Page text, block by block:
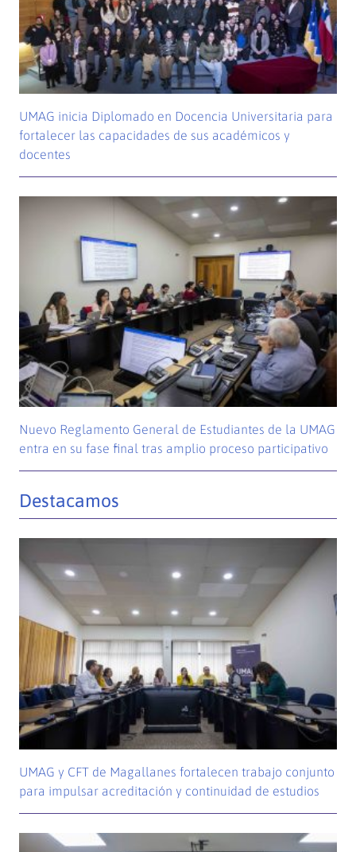
UMAG inicia Diplomado en Docencia Universitaria para
fortalecer las capacidades de sus académicos y
docentes
Nuevo Reglamento General de Estudiantes de la UMAG
entra en su fase final tras amplio proceso participativo
Destacamos
UMAG y CFT de Magallanes fortalecen trabajo conjunto
para impulsar acreditación y continuidad de estudios